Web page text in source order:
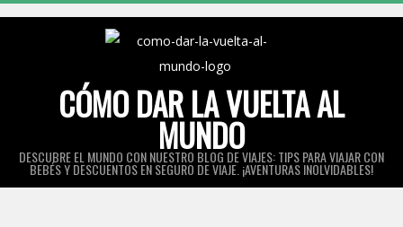
CÓMO DAR LA VUELTA AL
MUNDO
DESCUBRE EL MUNDO CON NUESTRO BLOG DE VIAJES: TIPS PARA VIAJAR CON
BEBÉS Y DESCUENTOS EN SEGURO DE VIAJE. ¡AVENTURAS INOLVIDABLES!